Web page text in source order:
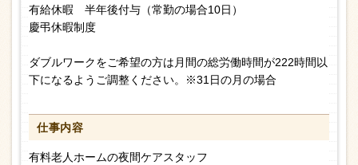
有給休暇 半年後付与（常勤の場合10日）
慶弔休暇制度
ダブルワークをご希望の方は月間の総労働時間が222時間以
下になるようご調整ください。※31日の月の場合
仕事内容
有料老人ホームの夜間ケアスタッフ